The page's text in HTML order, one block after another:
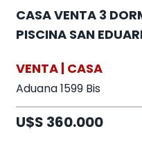
CASA VENTA 3
PISCINA SAN
VENTA | CASA
Aduana 1599 Bis
U$S 360.000